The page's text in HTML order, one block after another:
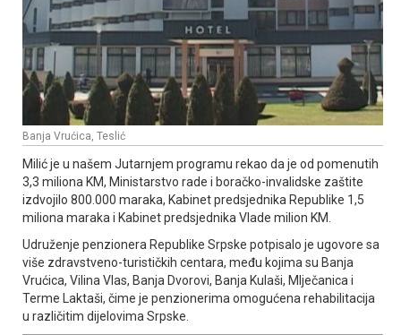
Banja Vrućica, Teslić
Milić je u našem Јutarnjem programu rekao da je od pomenutih
3,3 miliona KM, Ministarstvo rade i boračko-invalidske zaštite
izdvojilo 800.000 maraka, Kabinet predsjednika Republike 1,5
miliona maraka i Kabinet predsjednika Vlade milion KM.
Udruženje penzionera Republike Srpske potpisalo je ugovore sa
više zdravstveno-turističkih centara, među kojima su Banja
Vrućica, Vilina Vlas, Banja Dvorovi, Banja Kulaši, Mlječanica i
Terme Laktaši, čime je penzionerima omogućena rehabilitacija
u različitim dijelovima Srpske.